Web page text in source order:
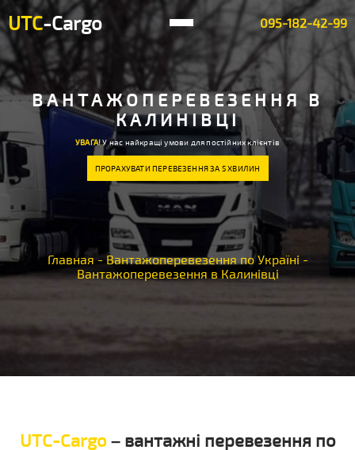
UTC-Cargo 095-182-42-99
ВАНТАЖОПЕРЕВЕЗЕННЯ В
КАЛИНІВЦІ
УВАГА!У нас найкращі умови для постійних клієнтів
ПРОРАХУВАТИ ПЕРЕВЕЗЕННЯ ЗА 5 ХВИЛИН
Главная - Вантажоперевезення по Україні -
Вантажоперевезення в Калинівці
UTC-Cargo– вантажні перевезення по